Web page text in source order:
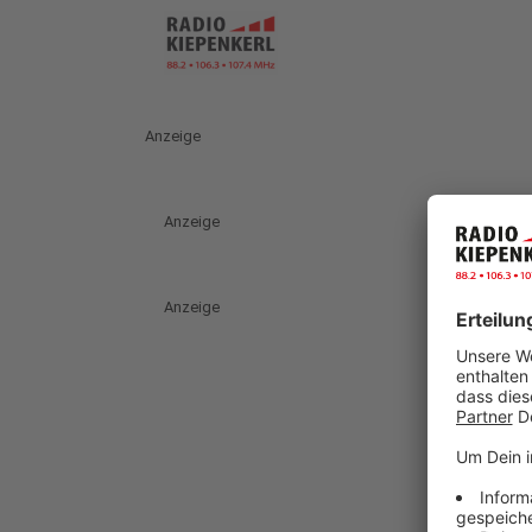
Anzeige
Anzeige
Anzeige